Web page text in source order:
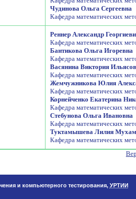
Чудинова Ольга Сергеевна
Кафедра математических
Реннер Александр
Кафедра математических
Бантикова Ольга Игоревна
Кафедра математических
Васянина Виктория
Кафедра математических
Жемчужникова Юлия
Кафедра математических
Корнейченко Екатерина
Кафедра математических
Стебунова Ольга Ивановна
Кафедра математических
Туктамышева Лилия
Кафедра математических
и компьютерного тестирования, УРТИИ